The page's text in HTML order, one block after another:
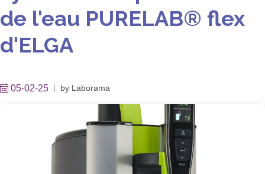
de l'eau PURELAB® flex
d'ELGA
05-02-25 by Laborama